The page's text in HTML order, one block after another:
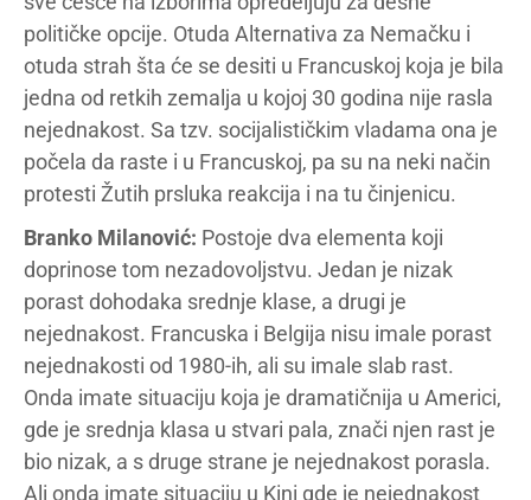
političke opcije. Otuda Alternativa za Nemačku i
otuda strah šta će se desiti u Francuskoj koja je bila
jedna od retkih zemalja u kojoj 30 godina nije rasla
nejednakost. Sa tzv. socijalističkim vladama ona je
počela da raste i u Francuskoj, pa su na neki način
protesti Žutih prsluka reakcija i na tu činjenicu.
Branko Milanović: Postoje dva elementa koji
doprinose tom nezadovoljstvu. Jedan je nizak
porast dohodaka srednje klase, a drugi je
nejednakost. Francuska i Belgija nisu imale porast
nejednakosti od 1980-ih, ali su imale slab rast.
Onda imate situaciju koja je dramatičnija u Americi,
gde je srednja klasa u stvari pala, znači njen rast je
bio nizak, a s druge strane je nejednakost porasla.
Ali onda imate situaciju u Kini gde je nejednakost